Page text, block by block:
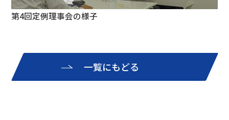
第4回定例理事会の様子
一覧にもどる